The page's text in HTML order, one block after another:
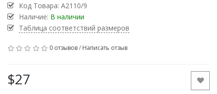
Код Товара: А2110/9
Наличие: В наличии
Таблица соответствий размеров
0 отзывов/ Написать отзыв
$27